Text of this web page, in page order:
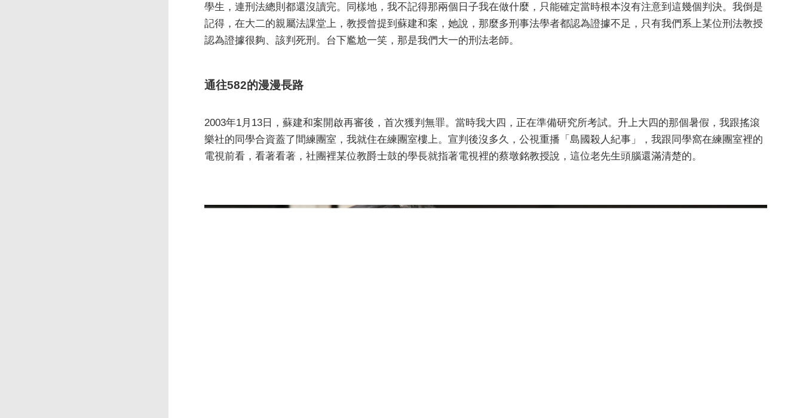
學生，連刑法總則都還沒讀完。同樣地，我不記得那兩個日子我在做什麼，只能確定當時根本沒有注意到這幾個判決。我倒是
記得，在大二的親屬法課堂上，教授曾提到蘇建和案，她說，那麼多刑事法學者都認為證據不足，只有我們系上某位刑法教授
認為證據很夠、該判死刑。台下尷尬一笑，那是我們大一的刑法老師。
通往582的漫漫長路
2003年1月13日，蘇建和案開啟再審後，首次獲判無罪。當時我大四，正在準備研究所考試。升上大四的那個暑假，我跟搖滾
樂社的同學合資蓋了間練團室，我就住在練團室樓上。宣判後沒多久，公視重播「島國殺人紀事」，我跟同學窩在練團室裡的
電視前看，看著看著，社團裡某位教爵士鼓的學長就指著電視裡的蔡墩銘教授說，這位老先生頭腦還滿清楚的。